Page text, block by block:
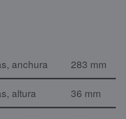
anchura 283 mm
altura 36 mm